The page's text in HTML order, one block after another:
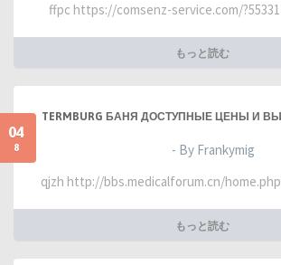
ffpc https://comsenz-service.com/
もっと読む
04
8
TERMBURG БАНЯ ДОСТУПНЫЕ ЦЕНЫ И
- By Frankymig
qjzh http://bbs.medicalforum.cn/
もっと読む